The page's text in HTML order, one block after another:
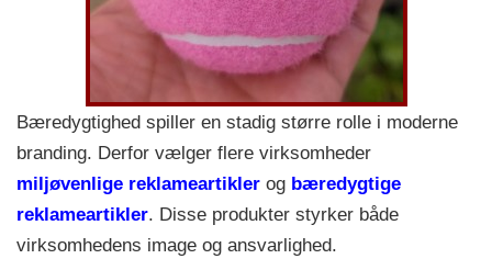
Bæredygtighed spiller en stadig større rolle i moderne
branding. Derfor vælger flere virksomheder
miljøvenlige reklameartikler og bæredygtige
reklameartikler. Disse produkter styrker både
virksomhedens image og ansvarlighed.